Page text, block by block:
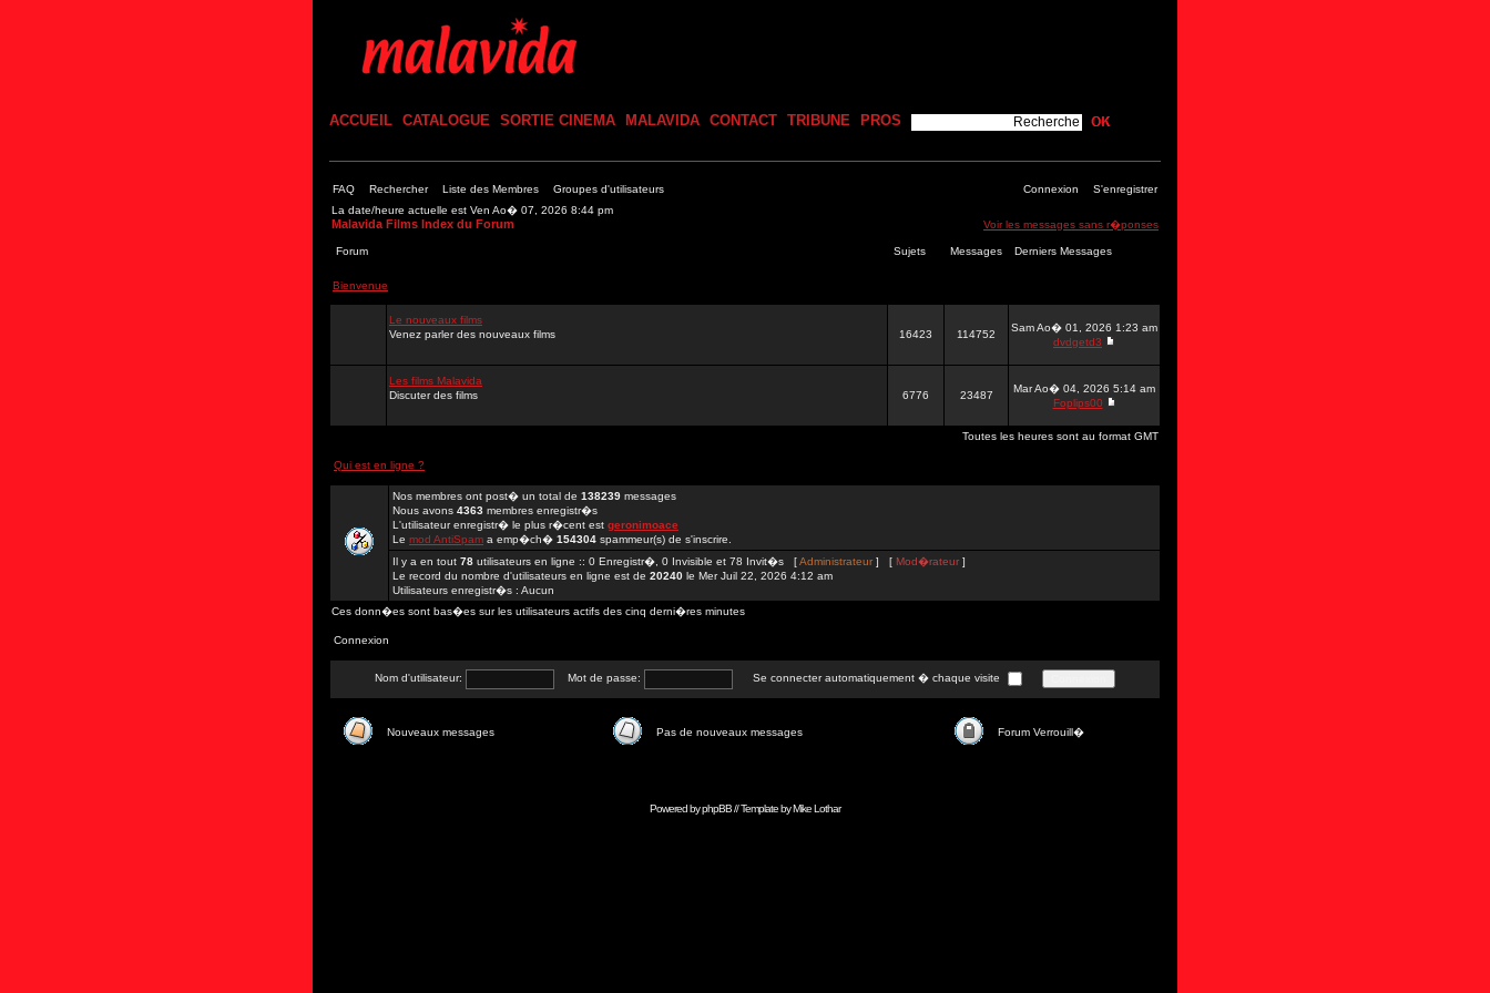
ACCUEIL CATALOGUE SORTIE CINEMA MALAVIDA CONTACT TRIBUNE PROS
FAQ Rechercher Liste des Membres Groupes d'utilisateurs Connexion
S'enregistrer
La date/heure actuelle est Ven Ao� 07, 2026 8:44 pm
Malavida Films Index du Forum Voir les messages sans r�ponses
Forum Sujets Messages Derniers Messages
Bienvenue
Le nouveaux films
Venez parler des nouveaux films
16423 114752
Sam Ao� 01, 2026 1:23 am
dvdgetd3
Les films Malavida
Discuter des films
6776 23487
Mar Ao� 04, 2026 5:14 am
Foplips00
Toutes les heures sont au format GMT
Qui est en ligne ?
Nos membres ont post� un total de 138239 messages
Nous avons 4363 membres enregistr�s
L'utilisateur enregistr� le plus r�cent est geronimoace
Le mod AntiSpam a emp�ch� 154304 spammeur(s) de s'inscrire.
Il y a en tout 78 utilisateurs en ligne :: 0 Enregistr�, 0 Invisible et 78 Invit�s [Administrateur] [ Mod�rateur ]
Le record du nombre d'utilisateurs en ligne est de 20240 le Mer Juil 22, 2026 4:12 am
Utilisateurs enregistr�s : Aucun
Ces donn�es sont bas�es sur les utilisateurs actifs des cinq derni�res minutes
Connexion
Nom d'utilisateur: Mot de passe: Se connecter automatiquement � chaque visite
Nouveaux messages Pas de nouveaux messages Forum Verrouill�
Powered byphpBB// Template byMike Lothar